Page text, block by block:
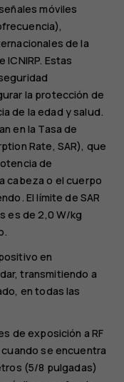
móviles
de la
Estas
la protección de
de la edad y salud.
en la Tasa de
Rate, SAR), que
de
cabeza o el cuerpo
El límite de SAR
es de 2,0 W/kg
en
transmitiendo a
en todas las
de exposición a RF
se encuentra
(5/8 pulgadas)